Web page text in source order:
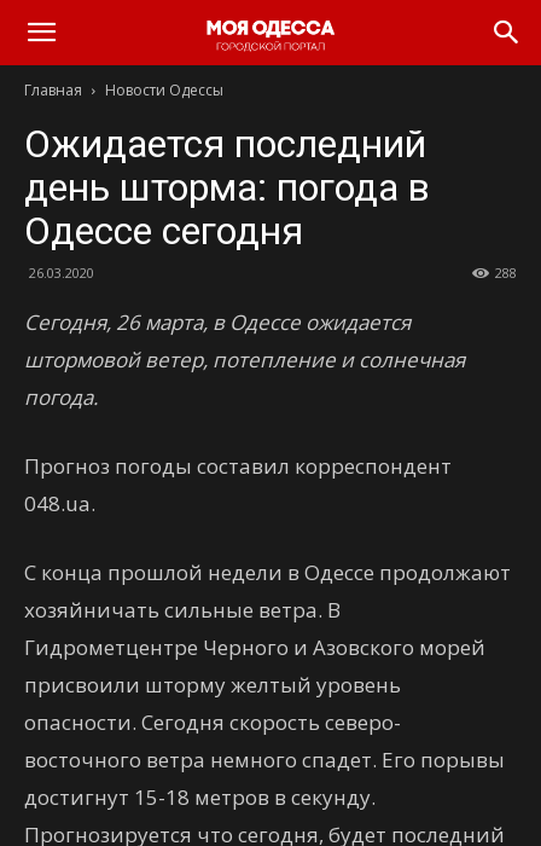
Моя
Одесса
Главная Новости Одессы
Ожидается последний
день шторма: погода в
Одессе сегодня
26.03.2020 288
Сегодня, 26 марта, в Одессе ожидается
штормовой ветер, потепление и солнечная
погода.
Прогноз погоды составил корреспондент
048.ua.
С конца прошлой недели в Одессе продолжают
хозяйничать сильные ветра. В
Гидрометцентре Черного и Азовского морей
присвоили шторму желтый уровень
опасности. Сегодня скорость северо-
восточного ветра немного спадет. Его порывы
достигнут 15-18 метров в секунду.
Прогнозируется что сегодня, будет последний